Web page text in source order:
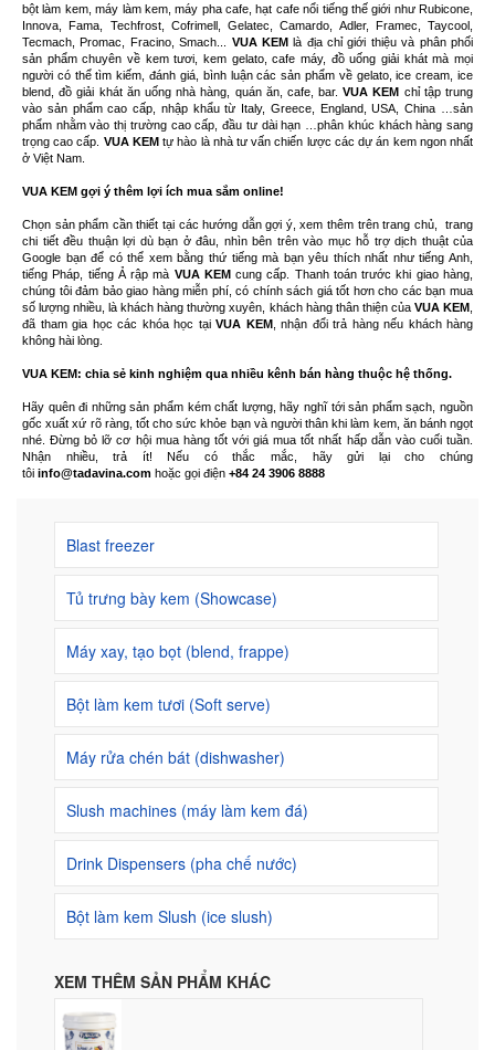
bột làm kem, máy làm kem, máy pha cafe, hạt cafe nổi tiếng thế giới như Rubicone,
Innova, Fama, Techfrost, Cofrimell, Gelatec, Camardo, Adler, Framec, Taycool,
Tecmach, Promac, Fracino, Smach... VUA KEMlà địa chỉ giới thiệu và phân phối
sản phẩm chuyên về kem tươi, kem gelato, cafe máy, đồ uống giải khát mà mọi
người có thể tìm kiếm, đánh giá, bình luận các sản phẩm về gelato, ice cream, ice
blend, đồ giải khát ăn uống nhà hàng, quán ăn, cafe, bar.VUA KEM chỉ tập trung
vào sản phẩm cao cấp, nhập khẩu từ Italy, Greece, England, USA, China …sản
phẩm nhằm vào thị trường cao cấp, đầu tư dài hạn …phân khúc khách hàng sang
trọng cao cấp. VUA KEMtự hào là nhà tư vấn chiến lược các dự án kem ngon nhất
ở Việt Nam.
VUA KEM gợi ý thêm lợi ích mua sắm online!
Chọn sản phẩm cần thiết tại các hướng dẫn gợi ý, xem thêm trên trang chủ, trang
chi tiết đều thuận lợi dù bạn ở đâu, nhìn bên trên vào mục hỗ trợ dịch thuật của
Google bạn để có thể xem bằng thứ tiếng mà bạn yêu thích nhất như tiếng Anh,
tiếng Pháp, tiếng Ả rập mà VUA KEMcung cấp. Thanh toán trước khi giao hàng,
chúng tôi đảm bảo giao hàng miễn phí, có chính sách giá tốt hơn cho các bạn mua
số lượng nhiều, là khách hàng thường xuyên, khách hàng thân thiện của VUA KEM
đã tham gia học các khóa học tại VUA KEM, nhận đổi trả hàng nếu khách hàng
không hài lòng.
VUA KEM: chia sẻ kinh nghiệm qua nhiều kênh bán hàng thuộc hệ thống.
Hãy quên đi những sản phẩm kém chất lượng, hãy nghĩ tới sản phẩm sạch, nguồn
gốc xuất xứ rõ ràng, tốt cho sức khỏe bạn và người thân khi làm kem, ăn bánh ngọt
nhé. Đừng bỏ lỡ cơ hội mua hàng tốt với giá mua tốt nhất hấp dẫn vào cuối tuần.
Nhận nhiều, trả ít! Nếu có thắc mắc, hãy gửi lại cho chúng
tôi info@tadavina.com hoặc gọi điện +84 24 3906 8888
Blast freezer
Tủ trưng bày kem (Showcase)
Máy xay, tạo bọt (blend, frappe)
Bột làm kem tươi (Soft serve)
Máy rửa chén bát (dishwasher)
Slush machines (máy làm kem đá)
Drink Dispensers (pha chế nước)
Bột làm kem Slush (ice slush)
XEM THÊM SẢN PHẨM KHÁC